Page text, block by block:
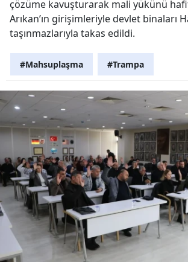
çözüme kavuşturarak mali yükünü
Arıkan’ın girişimleriyle devlet binaları
taşınmazlarıyla takas edildi.
#Mahsuplaşma #Trampa